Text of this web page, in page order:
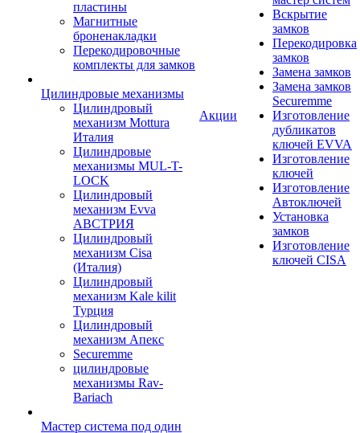
пластины
Магнитные
броненакладки
Перекодировочные
комплекты для замков
Цилиндровые механизмы
Цилиндровый
механизм Mottura
Италия
Цилиндровые
механизмы MUL-T-
LOCK
Цилиндровый
механизм Evva
АВСТРИЯ
Цилиндровый
механизм Cisa
(Италия)
Цилиндровый
механизм Kale kilit
Турция
Цилиндровый
механизм Апекс
Securemme
цилиндровые
механизмы Rav-
Bariach
Мастер система под один
Акции
Вскрытие
замков
Перекодировка
замков
Замена замков
Замена замков
Securemme
Изготовление
дубликатов
ключей EVVA
Изготовление
ключей
Изготовление
Автоключей
Установка
замков
Изготовление
ключей CISA